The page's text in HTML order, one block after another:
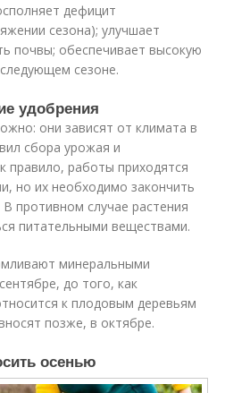
дефицит
сезона); улучшает
почвы; обеспечивает высокую
сезоне.
удобрения
они зависят от климата в
сбора урожая и
правило, работы приходятся
но их необходимо закончить
противном случае растения
питательными веществами.
минеральными
до того, как
к плодовым деревьям
позже, в октябре.
осенью